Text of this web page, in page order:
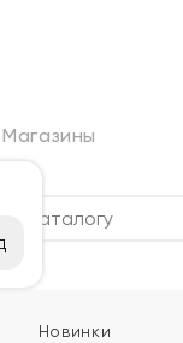
Магазины
Новинки